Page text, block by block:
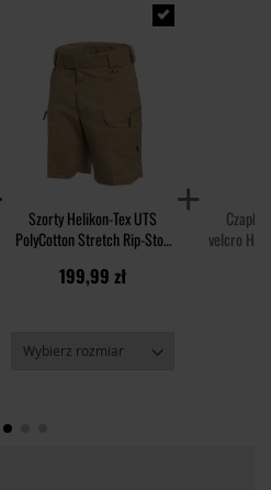
Szorty Helikon-Tex UTS
PolyCotton Stretch Rip-Stop
199,99 zł
velcro